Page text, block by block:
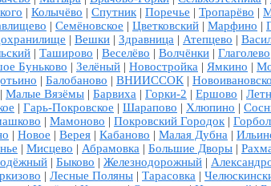
| Колычёво | Спутник | Поречье | Тропарёво |
| Семёновское | Цветковский | Марфино |
| Вешки | Здравница | Атепцево |
| Таширово | Веселёво | Волчёнки | Глаголево
Буньково | Зелёный | Новостройка | Ямкино |
| Балобаново | ВНИИССОК |
| Малые Вязёмы | Барвиха | Горки-2 | Ершово |
| Гарь-Покровское | Шарапово | Хлюпино |
| Мамоново | Покровский Городок |
| Новое | Верея | Кабаново | Малая Дубна |
| Мисцево | Абрамовка | Большие Дворы |
| Быково | Железнодорожный |
| Лесные Поляны | Тарасовка |